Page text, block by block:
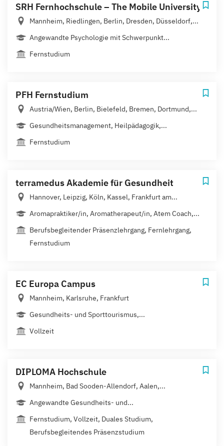
SRH Fernhochschule – The Mobile University
Mannheim, Riedlingen, Berlin, Dresden, Düsseldorf,...
Angewandte Psychologie mit Schwerpunkt...
Fernstudium
PFH Fernstudium
Austria/Wien, Berlin, Bielefeld, Bremen, Dortmund,...
Gesundheitsmanagement, Heilpädagogik,...
Fernstudium
terramedus Akademie für Gesundheit
Hannover, Leipzig, Köln, Kassel, Frankfurt am...
Aromapraktiker/in, Aromatherapeut/in, Atem Coach,...
Berufsbegleitender Präsenzlehrgang, Fernlehrgang,
Fernstudium
EC Europa Campus
Mannheim, Karlsruhe, Frankfurt
Gesundheits- und Sporttourismus,...
Vollzeit
DIPLOMA Hochschule
Mannheim, Bad Sooden-Allendorf, Aalen,...
Angewandte Gesundheits- und...
Fernstudium, Vollzeit, Duales Studium,
Berufsbegleitendes Präsenzstudium